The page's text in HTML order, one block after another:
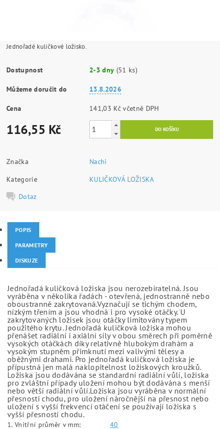
Jednořadé kuličkové ložisko.
Dostupnost 2-3 dny (51 ks)
Můžeme doručit do 13.8.2026
Cena 141,03 Kč včetně DPH
116,55 Kč
Značka
Nachi
Kategorie
KULIČKOVÁ LOŽISKA
Dotaz
POPIS
PARAMETRY
DISKUZE
Jednořadá kuličková ložiska jsou nerozebíratelná. Jsou
vyráběna v několika řadách - otevřená, jednostranně nebo
oboustranně zakrytovaná.Vyznačují se tichým chodem,
nízkým třením a jsou vhodná i pro vysoké otáčky. U
zakrytovaných ložisek jsou otáčky limitovány typem
použitého krytu. Jednořadá kuličková ložiska mohou
přenášet radiální i axiální síly v obou směrech při poměrně
vysokých otáčkách díky relativně hlubokým drahám a
vysokým stupněm přimknutí mezi valivými tělesy a
oběžnými drahami. Pro jednořadá kuličková ložiska je
přípustná jen malá naklopitelnost ložiskových kroužků.
Ložiska jsou dodávána se standardní radiální vůlí, ložiska
pro zvláštní případy uložení mohou být dodávána s menší
nebo větší radiální vůlí.Ložiska jsou vyráběna v normální
přesnosti chodu, pro uložení náročnější na přesnost nebo
uložení s vyšší frekvencí otáčení se používají ložiska s
vyšší přesností chodu.
1. Vnitřní průměr v mm:
40